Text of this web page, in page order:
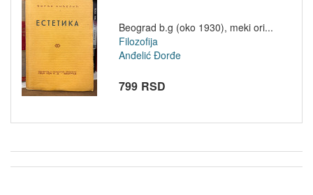
Beograd b.g (oko 1930), meki ori...
Filozofija
Anđelić Đorđe
799 RSD